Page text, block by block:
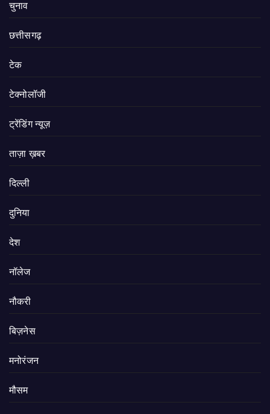
चुनाव
छत्तीसगढ़
टेक
टेक्नोलॉजी
ट्रेंडिंग न्यूज़
ताज़ा ख़बर
दिल्ली
दुनिया
देश
नॉलेज
नौकरी
बिज़नेस
मनोरंजन
मौसम